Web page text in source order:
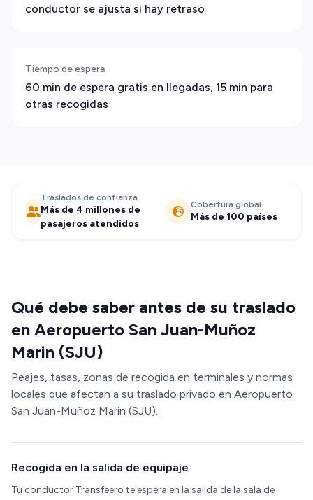
conductor se ajusta si hay retraso
Tiempo de espera
60 min de espera gratis en llegadas, 15 min para
otras recogidas
Traslados de confianza
Más de 4 millones de
pasajeros atendidos
Cobertura global
Más de 100 países
Qué debe saber antes de su traslado
en Aeropuerto San Juan-Muñoz
Marin (SJU)
Peajes, tasas, zonas de recogida en terminales y normas
locales que afectan a su traslado privado en Aeropuerto
San Juan-Muñoz Marin (SJU).
Recogida en la salida de equipaje
Tu conductor Transfeero te espera en la salida de la sala de